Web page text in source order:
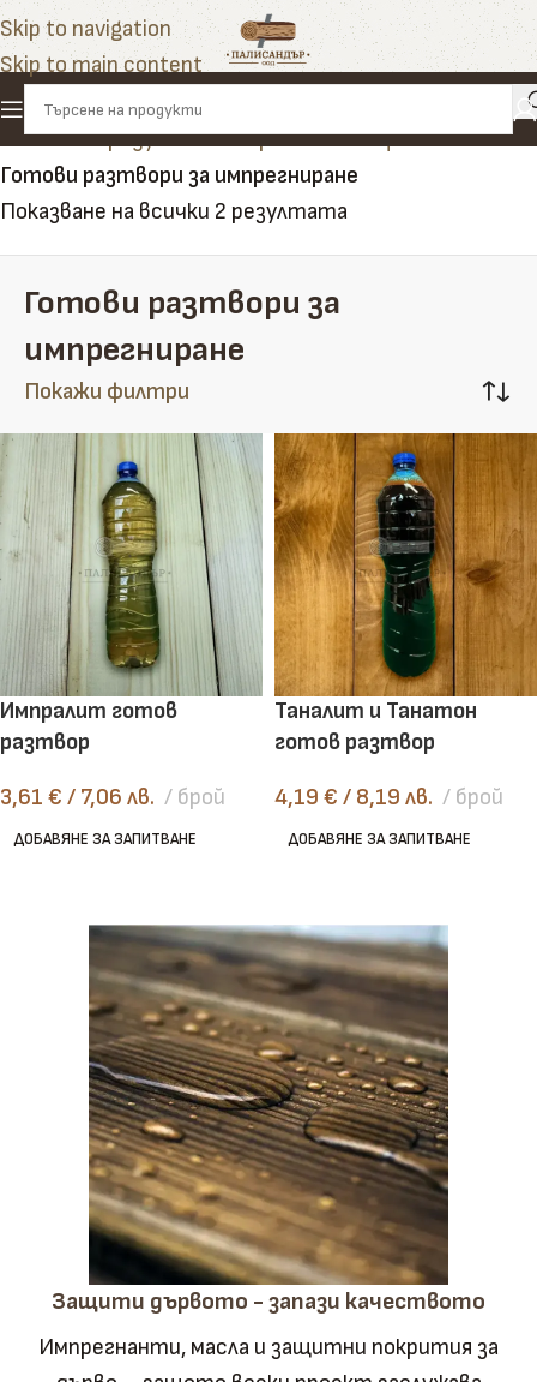
Skip to navigation
Skip to main content
Начало»Продукти»Импрегнанти и финиши»
Готови разтвори за импрегниране
Показване на всички 2 резултата
Готови разтвори за
импрегниране
Покажи филтри
Импралит готов
разтвор
3,61 € / 7,06 лв. брой
ДОБАВЯНЕ ЗА ЗАПИТВАНЕ
Таналит и Танатон
готов разтвор
4,19 € / 8,19 лв. брой
ДОБАВЯНЕ ЗА ЗАПИТВАНЕ
Защити дървото - запази качеството
Импрегнанти, масла и защитни покрития за